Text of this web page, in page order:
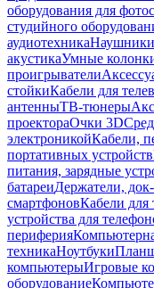
оборудования для
студийного
аудиотехника
акустикаУмные
проигрыватели
стойкиКабели для
антенныТВ-тюнеры
проектораОчки 3D
электроникойКабели,
портативных устройств
питания, зарядные
батареиДержатели,
смартфоновКабели для
устройства для
периферия
техникаНоутбуки
компьютерыИгровые
оборудование